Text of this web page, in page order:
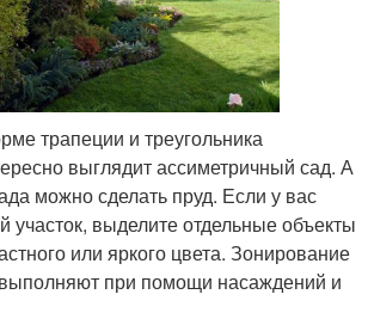
трапеции и треугольника
выглядит ассиметричный сад. А
можно сделать пруд. Если у вас
участок, выделите отдельные объекты
или яркого цвета. Зонирование
при помощи насаждений и